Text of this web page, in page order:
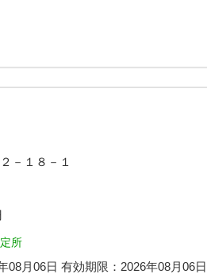
－１８－１
所
08月06日 有効期限： 2026年08月06日